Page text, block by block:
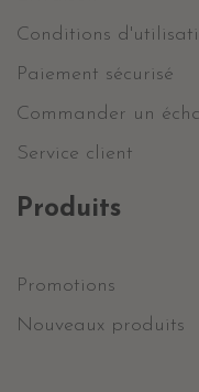
Conditions
Paiement sécurisé
Commander un
Service client
Produits
Promotions
Nouveaux produits